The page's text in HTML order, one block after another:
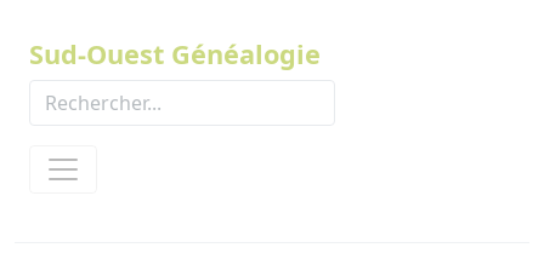
Sud-Ouest Généalogie